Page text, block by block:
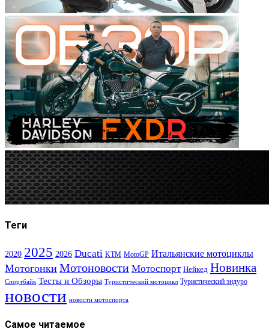
Теги
2020 2025 2026 Ducati KTM MotoGP Итальянские мотоциклы
Мотогонки Мотоновости Мотоспорт Нейкед Новинка
Спортбайк Тесты и Обзоры Туристический мотоцикл Туристический эндуро
новости новости мотоспорта
Самое читаемое